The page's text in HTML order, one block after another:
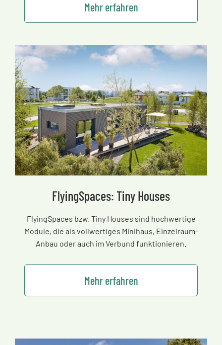
Mehr erfahren
FlyingSpaces: Tiny Houses
FlyingSpaces bzw. Tiny Houses sind hochwertige
Module, die als vollwertiges Minihaus, Einzelraum-
Anbau oder auch im Verbund funktionieren.
Mehr erfahren